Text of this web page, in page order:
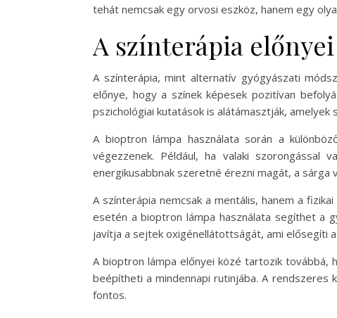
tehát nemcsak egy orvosi eszköz, hanem egy
A színterápia előnyei
A színterápia, mint alternatív gyógyászati
előnye, hogy a színek képesek pozitívan
pszichológiai kutatások is alátámasztják,
A bioptron lámpa használata során a
végezzenek. Például, ha valaki szorongással
energikusabbnak szeretné érezni magát, a sárga
A színterápia nemcsak a mentális, hanem a
esetén a bioptron lámpa használata segíthet a
javítja a sejtek oxigénellátottságát, ami elősegíti
A bioptron lámpa előnyei közé tartozik továbbá,
beépítheti a mindennapi rutinjába. A rendszeres
fontos.